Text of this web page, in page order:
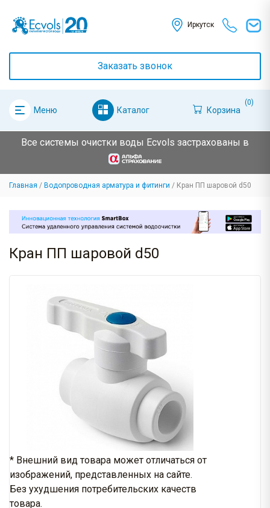
Иркутск
Заказать звонок
Меню Каталог Корзина
(0)
Все системы очистки воды Ecvols застрахованы в
Главная Водопроводная арматура и фитинги Кран ПП шаровой d50
Кран ПП шаровой d50
* Внешний вид товара может отличаться от
изображений, представленных на сайте.
Без ухудшения потребительских качеств
товара.